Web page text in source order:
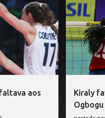
aos
+
Kiraly